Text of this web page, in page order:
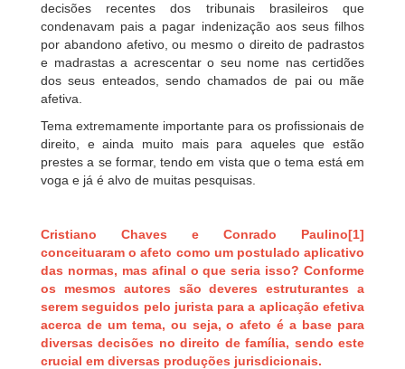
decisões recentes dos tribunais brasileiros que
condenavam pais a pagar indenização aos seus filhos
por abandono afetivo, ou mesmo o direito de padrastos
e madrastas a acrescentar o seu nome nas certidões
dos seus enteados, sendo chamados de pai ou mãe
afetiva.
Tema extremamente importante para os profissionais de
direito, e ainda muito mais para aqueles que estão
prestes a se formar, tendo em vista que o tema está em
voga e já é alvo de muitas pesquisas.
Cristiano Chaves e Conrado Paulino[1]
conceituaram o afeto como um postulado aplicativo
das normas, mas afinal o que seria isso? Conforme
os mesmos autores são deveres estruturantes a
serem seguidos pelo jurista para a aplicação efetiva
acerca de um tema, ou seja, o afeto é a base para
diversas decisões no direito de família, sendo este
crucial em diversas produções jurisdicionais.